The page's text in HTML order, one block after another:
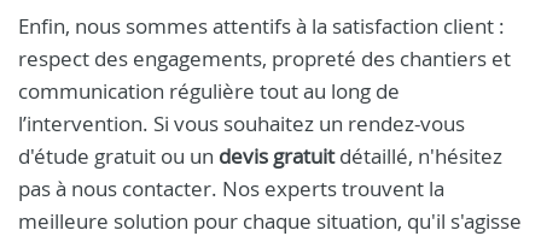
Enfin, nous sommes attentifs à la satisfaction client :
respect des engagements, propreté des chantiers et
communication régulière tout au long de
l’intervention. Si vous souhaitez un rendez-vous
d'étude gratuit ou un devis gratuitdétaillé, n'hésitez
pas à nous contacter. Nos experts trouvent la
meilleure solution pour chaque situation, qu'il s'agisse